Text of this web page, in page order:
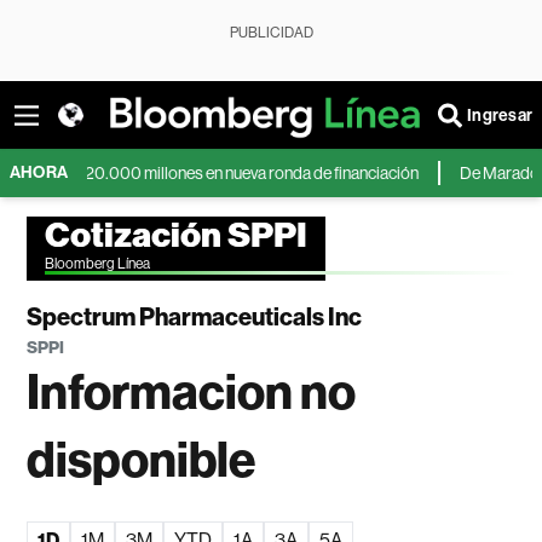
PUBLICIDAD
Ingresar
AHORA millones en nueva ronda de financiación De Maradona a
Cotización SPPI
Bloomberg Línea
Spectrum Pharmaceuticals Inc
SPPI
Informacion no
disponible